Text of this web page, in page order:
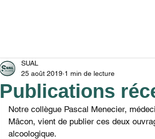
Publications
SUAL
25 août 2019 1 min de lecture
Notre collègue Pascal Menecier,
Mâcon, vient de publier ces deux
alcoologique.